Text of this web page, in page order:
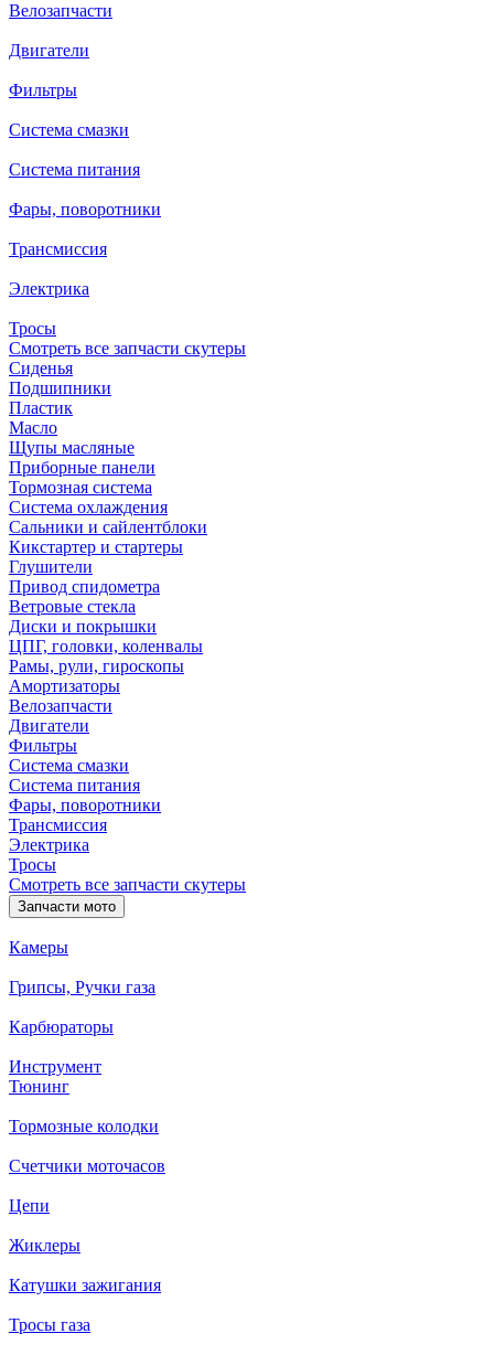
Велозапчасти
Двигатели
Фильтры
Система смазки
Система питания
Фары, поворотники
Трансмиссия
Электрика
Тросы
Смотреть все запчасти скутеры
Сиденья
Подшипники
Пластик
Масло
Щупы масляные
Приборные панели
Тормозная система
Система охлаждения
Сальники и сайлентблоки
Кикстартер и стартеры
Глушители
Привод спидометра
Ветровые стекла
Диски и покрышки
ЦПГ, головки, коленвалы
Рамы, рули, гироскопы
Амортизаторы
Велозапчасти
Двигатели
Фильтры
Система смазки
Система питания
Фары, поворотники
Трансмиссия
Электрика
Тросы
Смотреть все запчасти скутеры
Запчасти мото
Камеры
Грипсы, Ручки газа
Карбюраторы
Инструмент
Тюнинг
Тормозные колодки
Счетчики моточасов
Цепи
Жиклеры
Катушки зажигания
Тросы газа